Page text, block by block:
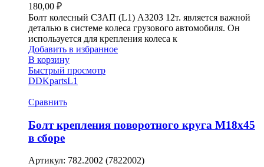
180,00 ₽
Болт колесный СЗАП (L1) A3203 12т. является важной
деталью в системе колеса грузового автомобиля. Он
используется для крепления колеса к
Добавить в избранное
В корзину
Быстрый просмотр
DDKpartsL1
Сравнить
Болт крепления поворотного круга М18х45
в сборе
Артикул: 782.2002 (7822002)